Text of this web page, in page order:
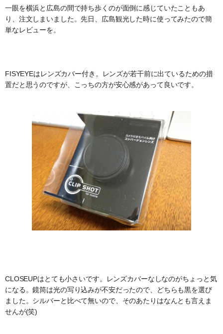
一眼を横浜と広島の間で持ち歩くのが面倒に感じていたこともあ
り、注文しまいました。先日、広島観光した時に使ってみたので簡
単なレビューを。
FISYEYEはレンズカバー付き。レンズが若干前に出ているための措
置だと思うのですが、こっちの方が安心感があって良いです。
CLOSEUPはとても小さいです。レンズカバーなしなのがちょっと気
になる。鏡筒は光の写り込みが不安だったので、どちらも黒を選び
ました。シルバーと比べて無いので、そのあたりはなんとも言えま
せんが(笑)